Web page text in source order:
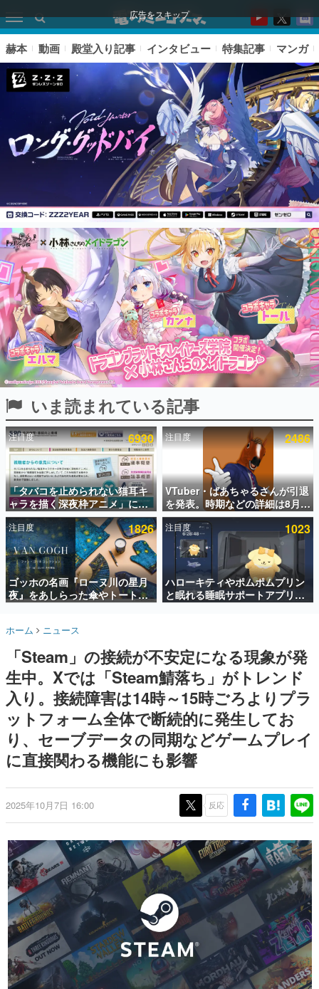
広告をスキップ
ピックアップ
電ファミのいま読まれている記事ランキング
アプリセール情報
インタビュー
連載・特集一覧
殿堂入り記事
SNS拡散数が数千以上！ ページビュー数万以上！ などな
ど。多くの人々に読まれた、電ファミ渾身の“殿堂入り”記
事をまとめました。
ゲームの企画書
名作ゲームクリエイターの方々に製作時のエピソードをお
聞きし、ヒットする企画（ゲーム）とは何か？を探ってい
きます。
赫本
この物語を解いてはいけない。『赫本』は、〈試験問題〉
の形をした短編ホラー小説集です。
新世代に訊く
これからのデジタルゲーム市場を担う若きクリエイター達
の姿を追い、彼らのルーツと情熱を探っていきます。
ゲームに多大な影響を受けた作家さんに取材し、ゲームが
日本のコンテンツ産業やカルチャーに与えた影響を探る企
画です。
日本モバイルゲーム産業史
日本のモバイルゲーム史における主要なトピック・タイト
ルを網羅するほか、開発者へのインタビューや識者による
解説を掲載。約20年の歴史が一望できる決定版！
若ゲのいたり〜ゲームクリエイターの青春〜
『うつヌケ』『ペンと箸』等で知られるマンガ家・田中圭
一先生によるゲーム業界レポートマンガです。
なんでゲームは面白い？
ゲーム開発者・hamatsu氏がゲームの魅力を画面や操作の
具体的な形から解き明かしていく、硬派で骨太な評論連載
ゲームが変えた日本語
「経験値」「裏技」「ラスボス」… ゲームにまつわる言葉
の起源や用法の変遷を、コンピューター文化史研究家・タ
イニーP氏が徹底調査。
カテゴリ
特集記事
マンガ
赫本 動画 殿堂入り記事 インタビュー 特集記事 マンガ
いま読まれている記事
注目度 6930
「タバコを止められない猫耳キ
ャラを描く深夜枠アニメ」に視
聴者の一部から批判意見。違法
薬物の使用と思しき描写も含め
て、BPOが議論を交わす
注目度 2486
VTuber・ばあちゃるさんが引退
を発表。時期などの詳細は8月9
日15時からの配信で説明
注目度 1826
ゴッホの名画『ローヌ川の星月
夜』をあしらった傘やトートバ
ッグなどが登場。8月7日21時よ
注目度 1023
ハローキティやポムポムプリン
と眠れる睡眠サポートアプリ
『ゆめたび』が配信中。キャラ
ホーム ニュース
「Steam」の接続が不安定になる現象が発
生中。Xでは「Steam鯖落ち」がトレンド
入り。接続障害は14時～15時ごろよりプラ
ットフォーム全体で断続的に発生してお
り、セーブデータの同期などゲームプレイ
に直接関わる機能にも影響
2025年10月7日 16:00 反応